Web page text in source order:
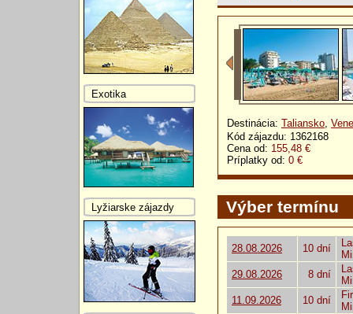
Destinácia: Taliansko,
Kód zájazdu: 1362168
Cena od: 155,48 €
Príplatky od: 0 €
Výber termínu
28.08.2026 10 dní
29.08.2026
8 dní
11.09.2026
10 dní
Exotika
Lyžiarske zájazdy